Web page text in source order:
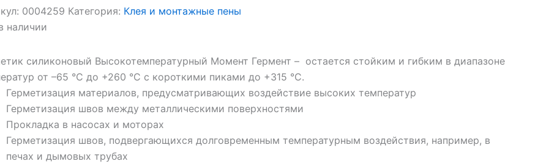
0004259 Категория: Клея и монтажные пены
наличии
силиконовый Высокотемпературный Момент Гермент – остается стойким и гибким в диапазоне
от –65 °С до +260 °С с короткими пиками до +315 °С.
Герметизация материалов, предусматривающих воздействие высоких температур
Герметизация швов между металлическими поверхностями
Прокладка в насосах и моторах
Герметизация швов, подвергающихся долговременным температурным воздействия, например, в
печах и дымовых трубах